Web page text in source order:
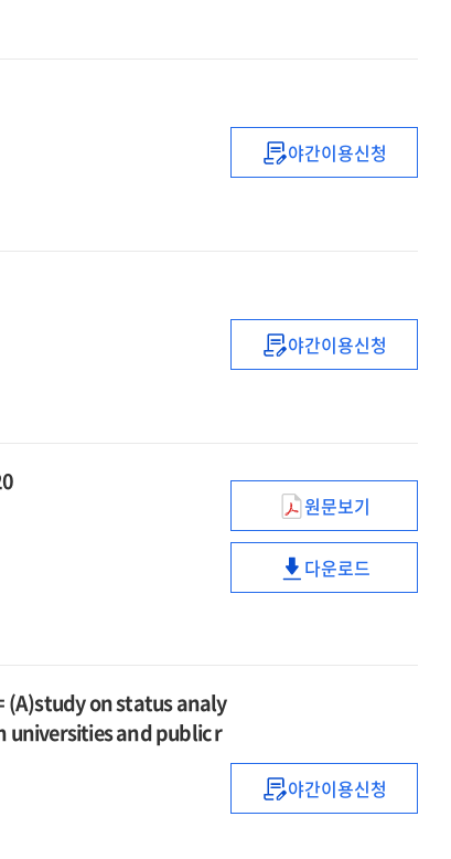
개선
방향
연구
(2015년)
야간이용신청
과학기술
야간이용신청
(2015년도
이슈페이퍼
=
KISTEP
원문보기
(2015년도
20
다운로드
= (A)study on status analy
universities and public r
대학
야간이용신청